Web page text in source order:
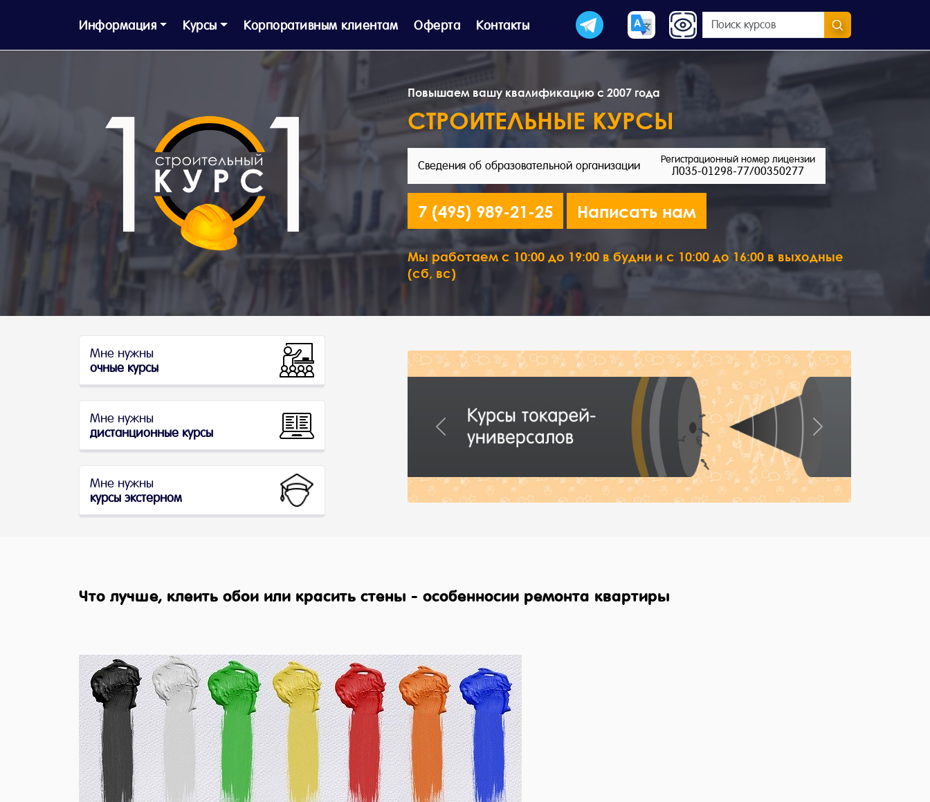
Информация Курсы Корпоративным клиентам Оферта Контакты
Повышаем вашу квалификацию с 2007 года
СТРОИТЕЛЬНЫЕ КУРСЫ
Сведения об образовательной организации Регистрационный номер лицензии
Л035-01298-77/00350277
7 (495) 989-21-25 Написать нам
Мы работаем с 10:00 до 19:00 в будни и с 10:00 до 16:00 в выходные
(сб, вс)
Мне нужны
очные курсы
Мне нужны
дистанционные курсы
Мне нужны
курсы экстерном
Previous Next
Что лучше, клеить обои или красить стены - особенносии ремонта квартиры